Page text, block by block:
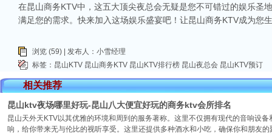
相关推荐
昆山ktv夜场哪里好玩-昆山八大便宜好玩的商务ktv会所排名
昆山天外天KTV以其优雅的环境和周到的服务著称。这里不仅拥有现代的音响设
响，给你带来无与伦比的视听享受。这里还提供多种酒水和小吃，确保你和朋友的
在昆山商务KTV中，这五大顶尖夜总会无疑是您不可错过的娱乐圣
满足您的需求。快来加入这场娱乐盛宴吧！让昆山商务KTV成为您
浏览 (59) | 发布人：小雪经理
标签： 昆山KTV 昆山商务KTV 昆山KTV排行榜 昆山夜总会 昆山KTV预订